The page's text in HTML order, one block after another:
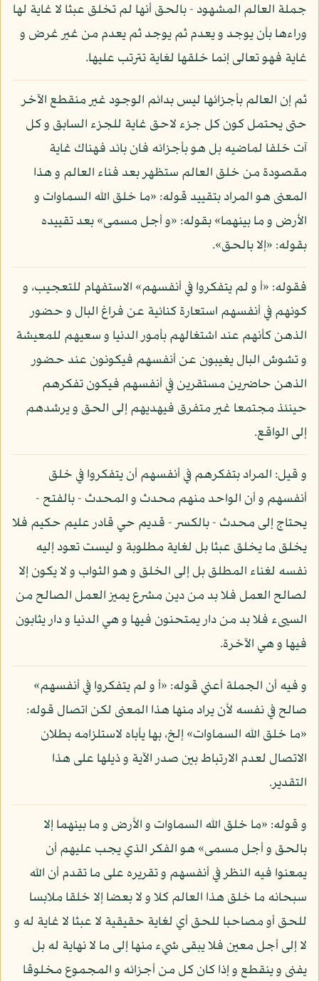
جملة العالم المشهود - بالحق أنها لم تخلق عبثا لا غاية لها
وراءها بأن يوجد و يعدم ثم يوجد ثم يعدم من غير غرض و
غاية فهو تعالى إنما خلقها لغاية تترتب عليها.
ثم إن العالم بأجزائها ليس بدائم الوجود غير منقطع الآخر
حتى يحتمل كون كل جزء لاحق غاية للجزء السابق و كل
آت خلفا لماضيه بل هو بأجزائه فان بائد فهناك غاية
مقصودة من خلق العالم ستظهر بعد فناء العالم و هذا
المعنى هو المراد بتقييد قوله: «ما خلق الله السماوات و
الأرض و ما بينهما» بقوله: «و أجل مسمى» بعد تقييده
بقوله: «إلا بالحق».
فقوله: «أ و لم يتفكروا في أنفسهم» الاستفهام للتعجيب، و
كونهم في أنفسهم استعارة كنائية عن فراغ البال و حضور
الذهن كأنهم عند اشتغالهم بأمور الدنيا و سعيهم للمعيشة
و تشوش البال يغيبون عن أنفسهم فيكونون عند حضور
الذهن حاضرين مستقرين في أنفسهم فيكون تفكرهم
حينئذ مجتمعا غير متفرق فيهديهم إلى الحق و يرشدهم
إلى الواقع.
و قيل: المراد بتفكرهم في أنفسهم أن يتفكروا في خلق
أنفسهم و أن الواحد منهم محدث و المحدث - بالفتح -
يحتاج إلى محدث - بالكسر - قديم حي قادر عليم حكيم فلا
يخلق ما يخلق عبثا بل لغاية مطلوبة و ليست تعود إليه
نفسه لغناء المطلق بل إلى الخلق و هو الثواب و لا يكون إلا
لصالح العمل فلا بد من دين مشرع يميز العمل الصالح من
السيىء فلا بد من دار يمتحنون فيها و هي الدنيا و دار يثابون
فيها و هي الآخرة.
و فيه أن الجملة أعني قوله: «أ و لم يتفكروا في أنفسهم»
صالح في نفسه لأن يراد منها هذا المعنى لكن اتصال قوله:
«ما خلق الله السماوات» إلخ، بها يأباه لاستلزامه بطلان
الاتصال لعدم الارتباط بين صدر الآية و ذيلها على هذا
التقدير.
و قوله: «ما خلق الله السماوات و الأرض و ما بينهما إلا
بالحق و أجل مسمى» هو الفكر الذي يجب عليهم أن
يمعنوا فيه النظر في أنفسهم و تقريره على ما تقدم أن الله
سبحانه ما خلق هذا العالم كلا و لا بعضا إلا خلقا ملابسا
للحق أو مصاحبا للحق أي لغاية حقيقية لا عبثا لا غاية له و
لا إلى أجل معين فلا يبقى شيء منها إلى ما لا نهاية له بل
يفنى و ينقطع و إذا كان كل من أجزائه و المجموع مخلوقا